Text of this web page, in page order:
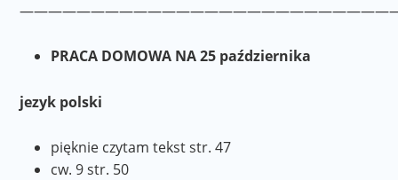
PRACA DOMOWA NA 25 października
jezyk polski
pięknie czytam tekst str. 47
cw. 9 str. 50